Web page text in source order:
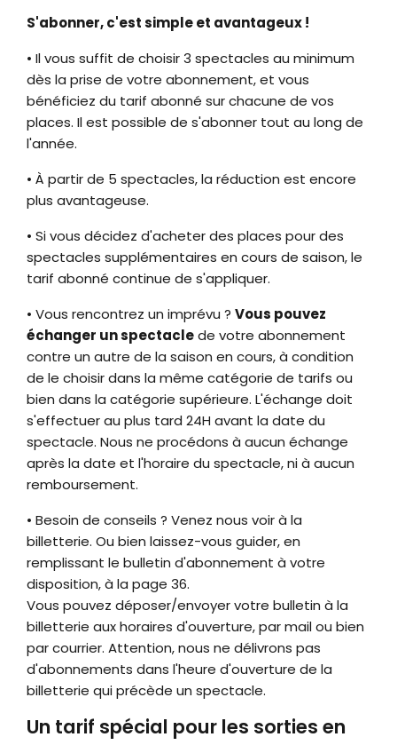
S'abonner, c'est simple et avantageux !
• Il vous suffit de choisir 3 spectacles au minimum
dès la prise de votre abonnement, et vous
bénéficiez du tarif abonné sur chacune de vos
places. Il est possible de s'abonner tout au long de
l'année.
• À partir de 5 spectacles, la réduction est encore
plus avantageuse.
• Si vous décidez d'acheter des places pour des
spectacles supplémentaires en cours de saison, le
tarif abonné continue de s'appliquer.
• Vous rencontrez un imprévu ? Vous pouvez
échanger un spectaclede votre abonnement
contre un autre de la saison en cours, à condition
de le choisir dans la même catégorie de tarifs ou
bien dans la catégorie supérieure. L'échange doit
s'effectuer au plus tard 24H avant la date du
spectacle. Nous ne procédons à aucun échange
après la date et l'horaire du spectacle, ni à aucun
remboursement.
• Besoin de conseils ? Venez nous voir à la
billetterie. Ou bien laissez-vous guider, en
remplissant le bulletin d'abonnement à votre
disposition, à la page 36.
Vous pouvez déposer/envoyer votre bulletin à la
billetterie aux horaires d'ouverture, par mail ou bien
par courrier. Attention, nous ne délivrons pas
d'abonnements dans l'heure d'ouverture de la
billetterie qui précède un spectacle.
Un tarif spécial pour les sorties en